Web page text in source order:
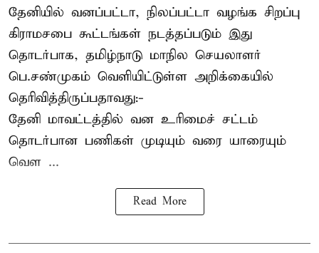
தேனியில் வனப்பட்டா, நிலப்பட்டா வழங்க சிறப்பு
கிராமசபை கூட்டங்கள் நடத்தப்படும் இது
தொடர்பாக, தமிழ்நாடு மாநில செயலாளர்
பெ.சண்முகம் வெளியிட்டுள்ள அறிக்கையில்
தெரிவித்திருப்பதாவது:-
தேனி மாவட்டத்தில் வன உரிமைச் சட்டம்
தொடர்பான பணிகள் முடியும் வரை யாரையும்
வெள ...
Read More